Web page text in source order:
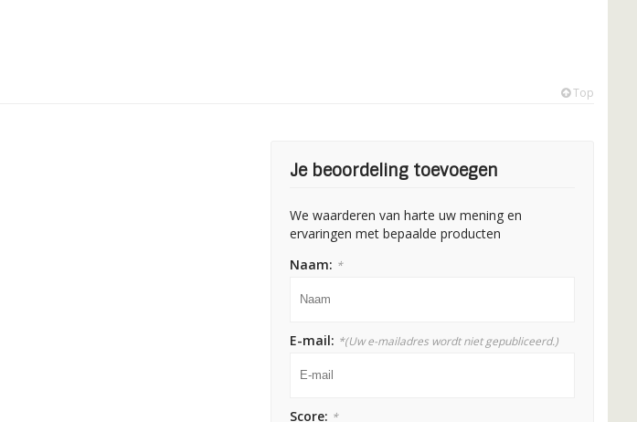
Top
Je beoordeling toevoegen
We waarderen van harte uw mening en
ervaringen met bepaalde producten
Naam: *
E-mail: *(Uw e-mailadres wordt niet gepubliceerd.)
Score: *